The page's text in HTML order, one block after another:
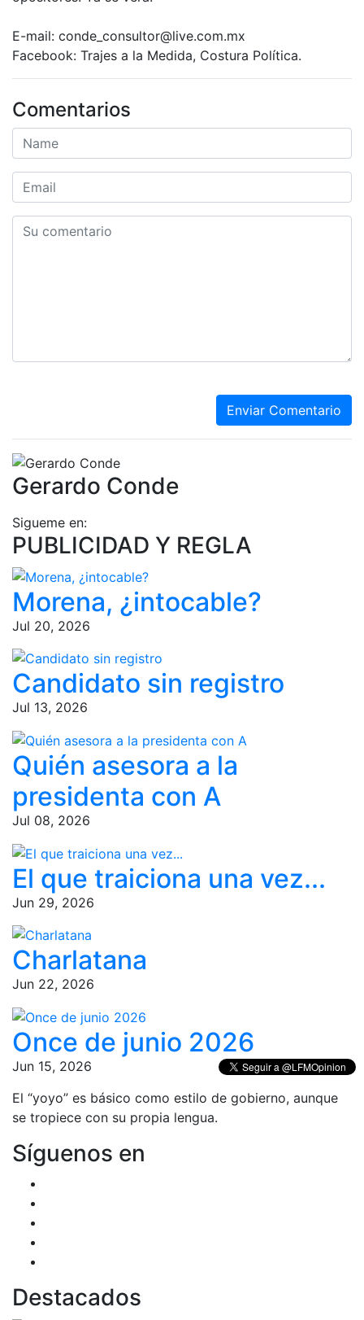
E-mail: conde_consultor@live.com.mx
Facebook: Trajes a la Medida, Costura Política.
Comentarios
Enviar Comentario
Gerardo Conde
Sigueme en:
PUBLICIDAD Y REGLA
Morena, ¿intocable?
Jul 20, 2026
Candidato sin registro
Jul 13, 2026
Quién asesora a la
presidenta con A
Jul 08, 2026
El que traiciona una vez...
Jun 29, 2026
Charlatana
Jun 22, 2026
Once de junio 2026
Jun 15, 2026
El “yoyo” es básico como estilo de gobierno, aunque
se tropiece con su propia lengua.
Síguenos en
Destacados